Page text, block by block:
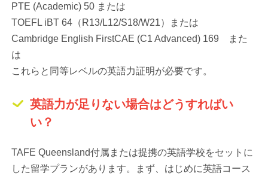
PTE (Academic) 50 または
TOEFL iBT 64（R13/L12/S18/W21）または
Cambridge English FirstCAE (C1 Advanced) 169 また
は
これらと同等レベルの英語力証明が必要です。
英語力が足りない場合はどうすればい
い？
TAFE Queensland付属または提携の英語学校をセットに
した留学プランがあります。まず、はじめに英語コース